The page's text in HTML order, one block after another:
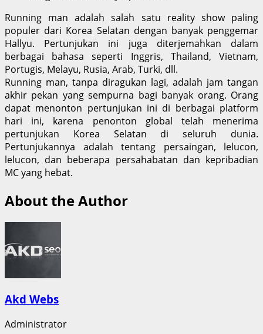
Running man adalah salah satu reality show paling
populer dari Korea Selatan dengan banyak penggemar
Hallyu. Pertunjukan ini juga diterjemahkan dalam
berbagai bahasa seperti Inggris, Thailand, Vietnam,
Portugis, Melayu, Rusia, Arab, Turki, dll.
Running man, tanpa diragukan lagi, adalah jam tangan
akhir pekan yang sempurna bagi banyak orang. Orang
dapat menonton pertunjukan ini di berbagai platform
hari ini, karena penonton global telah menerima
pertunjukan Korea Selatan di seluruh dunia.
Pertunjukannya adalah tentang persaingan, lelucon,
lelucon, dan beberapa persahabatan dan kepribadian
MC yang hebat.
About the Author
Akd Webs
Administrator